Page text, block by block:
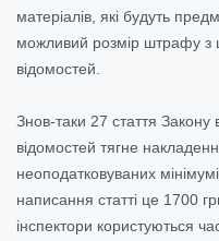
матеріалів, які будуть
можливий розмір штрафу
відомостей.
Знов-таки 27 стаття
відомостей тягне
неоподатковуваних
написання статті це 1700
інспектори користуються